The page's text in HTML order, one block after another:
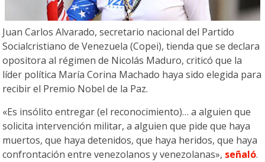
Juan Carlos Alvarado, secretario nacional del Partido
Socialcristiano de Venezuela (Copei), tienda que se declara
opositora al régimen de Nicolás Maduro, criticó que la
líder política María Corina Machado haya sido elegida para
recibir el Premio Nobel de la Paz.
«Es insólito entregar (el reconocimiento)… a alguien que
solicita intervención militar, a alguien que pide que haya
muertos, que haya detenidos, que haya heridos, que haya
confrontación entre venezolanos y venezolanas», señaló.